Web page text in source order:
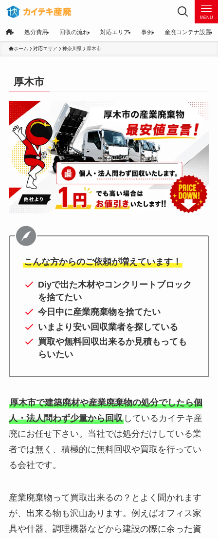
MENU
処分費用 回収の流れ 対応エリア 事例 産廃コンテナ設置
ホーム 対応エリア 神奈川県 厚木市
厚木市
こんな方からのご依頼が増えています！
Diyで出た木材やコンクリートブロック
を捨てたい
今日中に産業廃棄物を捨てたい
いまより安い回収業者を探している
買取や無料回収出来るか見積もっても
らいたい
厚木市で建築廃材や産業廃棄物の処分でしたら個
人・法人問わず少量から回収しているカイテキ産
廃にお任せ下さい。当社では処分だけしている業
者では無く、積極的に無料回収や買取を行ってい
る会社です。
産業廃棄物って買取出来るの？とよく聞かれます
が、出来る物も沢山あります。例えばオフィス家
具や什器、調理機器などから建設の際に余った資